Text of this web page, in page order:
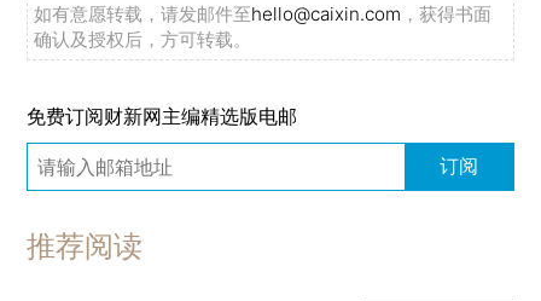
如有意愿转载，请发邮件至hello@caixin.com ，获得书面
确认及授权后，方可转载。
免费订阅财新网主编精选版电邮
订阅
推荐阅读